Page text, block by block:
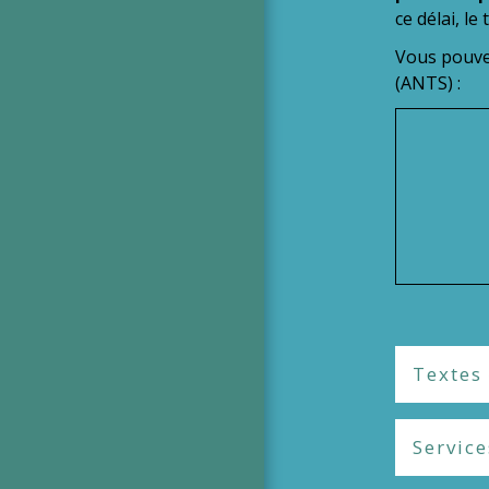
ce délai,
Vous
(ANTS) :
Textes